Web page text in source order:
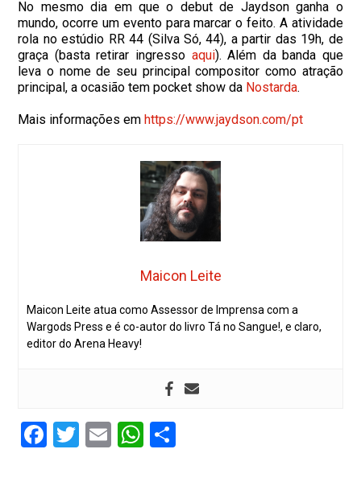
No mesmo dia em que o debut de Jaydson ganha o
mundo, ocorre um evento para marcar o feito. A atividade
rola no estúdio RR 44 (Silva Só, 44), a partir das 19h, de
graça (basta retirar ingresso aqui). Além da banda que
leva o nome de seu principal compositor como atração
principal, a ocasião tem pocket show da Nostarda.
Mais informações em https://www.jaydson.com/pt
Maicon Leite
Maicon Leite atua como Assessor de Imprensa com a
Wargods Press e é co-autor do livro Tá no Sangue!, e claro,
editor do Arena Heavy!
Facebook
Twitter
EmailWhatsApp